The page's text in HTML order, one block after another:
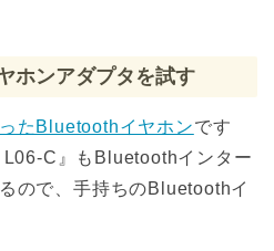
ホンアダプタを試す
たBluetoothイヤホンです
C』もBluetoothインター
ので、手持ちのBluetoothイ